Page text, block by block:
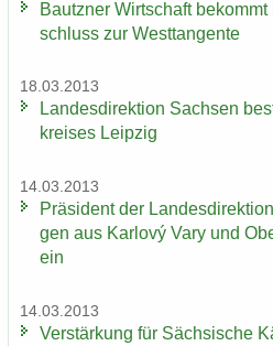
Bautz­ner Wirt­schaft
schluss zur West­tan­gen­te
18.03.2013
Lan­des­di­rek­ti­on Sach­sen
krei­ses Leip­zig
14.03.2013
Prä­si­dent der
gen aus Karlový Vary und
ein
14.03.2013
Ver­stär­kung für Säch­si­sche